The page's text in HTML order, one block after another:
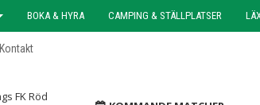
BOKA & HYRA CAMPING & STÄLLPLATSER
Kontakt